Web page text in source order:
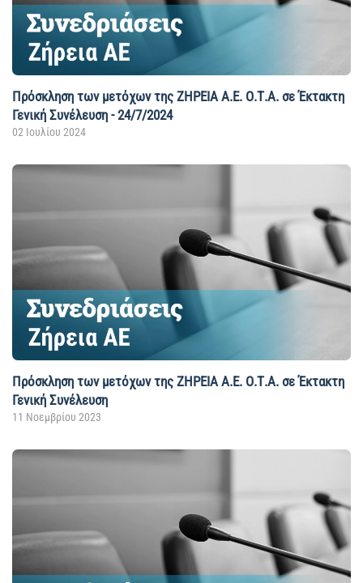
Πρόσκληση των μετόχων της ΖΗΡΕΙΑ Α.Ε. Ο.Τ.Α. σε Έκτακτη
Γενική Συνέλευση - 24/7/2024
02 Ιουλίου 2024
Πρόσκληση των μετόχων της ΖΗΡΕΙΑ Α.Ε. Ο.Τ.Α. σε Έκτακτη
Γενική Συνέλευση
11 Νοεμβρίου 2023